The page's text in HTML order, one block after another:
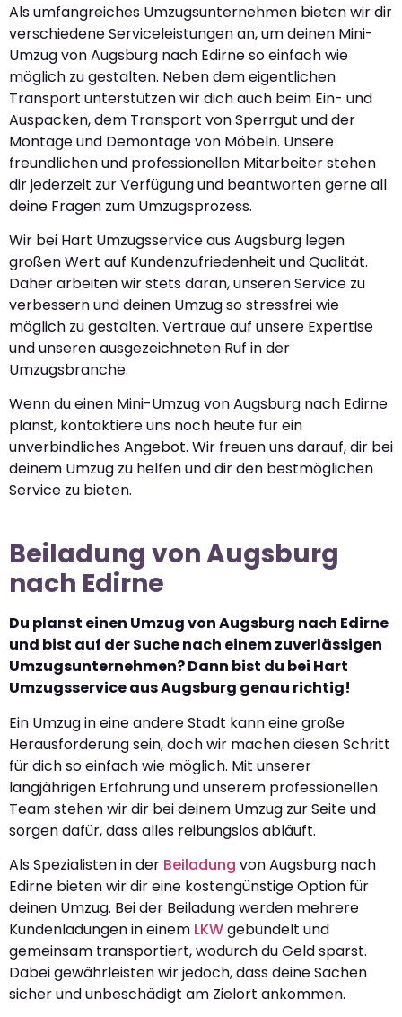
Als umfangreiches Umzugsunternehmen bieten wir dir
verschiedene Serviceleistungen an, um deinen Mini-
Umzug von Augsburg nach Edirne so einfach wie
möglich zu gestalten. Neben dem eigentlichen
Transport unterstützen wir dich auch beim Ein- und
Auspacken, dem Transport von Sperrgut und der
Montage und Demontage von Möbeln. Unsere
freundlichen und professionellen Mitarbeiter stehen
dir jederzeit zur Verfügung und beantworten gerne all
deine Fragen zum Umzugsprozess.
Wir bei Hart Umzugsservice aus Augsburg legen
großen Wert auf Kundenzufriedenheit und Qualität.
Daher arbeiten wir stets daran, unseren Service zu
verbessern und deinen Umzug so stressfrei wie
möglich zu gestalten. Vertraue auf unsere Expertise
und unseren ausgezeichneten Ruf in der
Umzugsbranche.
Wenn du einen Mini-Umzug von Augsburg nach Edirne
planst, kontaktiere uns noch heute für ein
unverbindliches Angebot. Wir freuen uns darauf, dir bei
deinem Umzug zu helfen und dir den bestmöglichen
Service zu bieten.
Beiladung von Augsburg
nach Edirne
Du planst einen Umzug von Augsburg nach Edirne
und bist auf der Suche nach einem zuverlässigen
Umzugsunternehmen? Dann bist du bei Hart
Umzugsservice aus Augsburg genau richtig!
Ein Umzug in eine andere Stadt kann eine große
Herausforderung sein, doch wir machen diesen Schritt
für dich so einfach wie möglich. Mit unserer
langjährigen Erfahrung und unserem professionellen
Team stehen wir dir bei deinem Umzug zur Seite und
sorgen dafür, dass alles reibungslos abläuft.
Als Spezialisten in der Beiladung von Augsburg nach
Edirne bieten wir dir eine kostengünstige Option für
deinen Umzug. Bei der Beiladung werden mehrere
Kundenladungen in einem LKWgebündelt und
gemeinsam transportiert, wodurch du Geld sparst.
Dabei gewährleisten wir jedoch, dass deine Sachen
sicher und unbeschädigt am Zielort ankommen.